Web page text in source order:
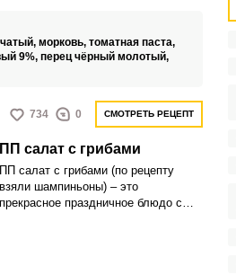
понадобится только
терпение и немного сезонных
приготовлению:Если для салата вы
используете лесные грибы, то
варки слейте первую воду и
доварите в чистой.
морковь, томатная паста,
9%, перец чёрный молотый,
734 0 СМОТРЕТЬ РЕЦЕПТ
ПП салат с грибами
ПП салат с грибами (по рецепту
взяли шампиньоны) – это
прекрасное праздничное блюдо с